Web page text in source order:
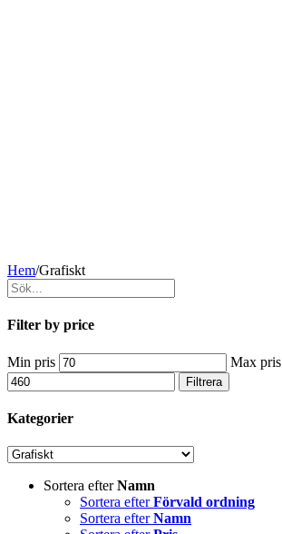
Hem/Grafiskt
Filter by price
Min pris Max pris
Filtrera
Kategorier
Sortera efterNamn
Sortera efterFörvald ordning
Sortera efterNamn